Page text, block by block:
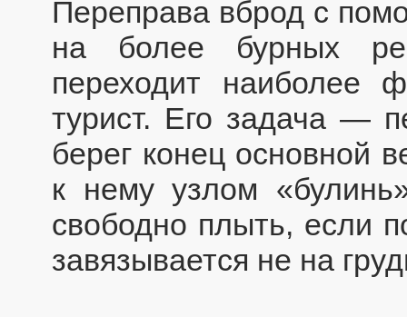
Переправа вброд с
на более бурных
переходит наиболее
турист. Его задача —
берег конец основной
к нему узлом
свободно плыть, если
завязывается не на